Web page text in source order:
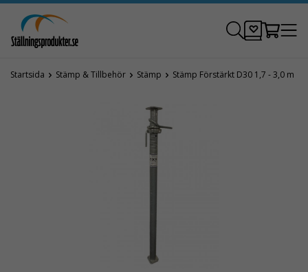
Startsida Stämp & Tillbehör Stämp Stämp Förstärkt D30 1,7 - 3,0 m